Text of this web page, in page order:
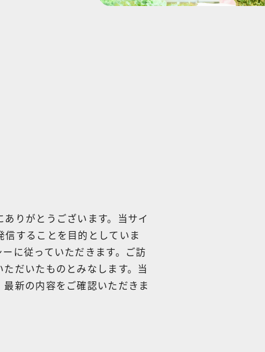
りがとうございます。当サイ
することを目的としていま
に従っていただきます。ご訪
だいたものとみなします。当
新の内容をご確認いただきま